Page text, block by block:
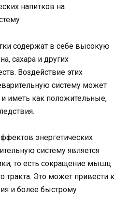
содержат в себе высокую
сахара и других
Воздействие этих
систему может
иметь как положительные,
энергетических
систему является
то есть сокращение мышц
тракта. Это может привести к
и более быстрому